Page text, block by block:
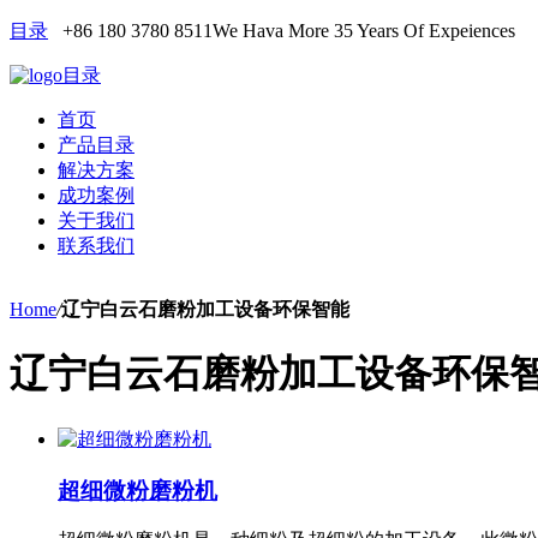
目录 +86 180 3780 8511We Hava More 35 Years Of Expeiences
目录
首页
产品目录
解决方案
成功案例
关于我们
联系我们
Home/辽宁白云石磨粉加工设备环保智能
辽宁白云石磨粉加工设备环保
超细微粉磨粉机